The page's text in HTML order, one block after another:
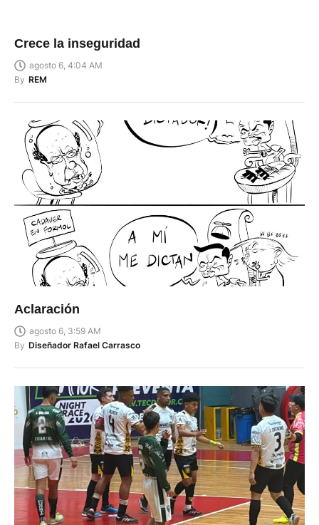
Crece la inseguridad
agosto 6, 4:04 AM
By REM
Aclaración
agosto 6, 3:59 AM
By Diseñador Rafael Carrasco